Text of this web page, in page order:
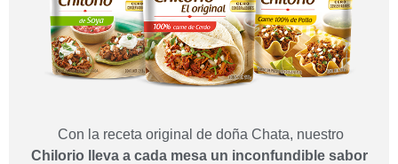
Con la receta original de doña Chata, nuestro
Chilorio lleva a cada mesa un inconfundible sabor